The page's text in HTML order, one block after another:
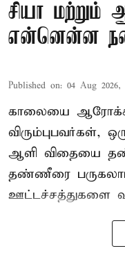
சியா
என்னென்ன
Published on: 04 Aug 2026,
காலையை
விரும்புபவர்கள்,
ஆளி விதையை
தண்ணீரை
ஊட்டச்சத்துகளை